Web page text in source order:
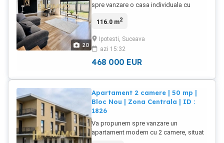
20
spre vanzare o casa individuala cu
Ipotesti, in apropiere de Lidl, intr-o zona
conectata cu municipiul Suceava.
Proprietatea este construita pe un teren
de 400 mp si dispune de o suprafata
suprafata si se vinde complet mobilata
si utilata, fiind pregatita pentru locuire
fara investitii suplimentare. Arhitectura
exterioara se remarca prin linii
contemporane, acoperis inalt, fatada in
116.0 m2
Ipotesti, Suceava
azi 15:32
468 000 EUR
Apartament 2 camere | 50 mp |
Bloc Nou | Zona Centrala | ID :
1826
Va propunem spre vanzare un
apartament modern cu 2 camere, situat